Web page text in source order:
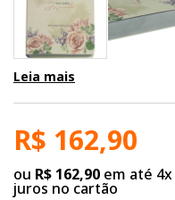
Leia mais
R$ 162,90
ou R$ 162,90 em até 4x
juros no cartão